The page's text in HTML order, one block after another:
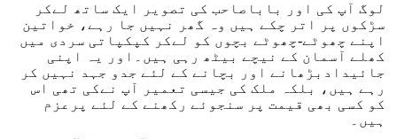
لوگ آپ کی اور باباصاحب کی تصویر ایک ساتھ لےکر
سڑکوں پر اتر چکے ہیں وہ گھر نہیں جا رہے، خواتین
اپنے چھوٹے-چھوٹے بچوں کو لےکر کپکپاتی سردی میں
کھلے آسمان کے نیچے بیٹھ رہی ہیں۔اور یہ اپنی
جائیدادبڑھانے اور بچانے کے لئے جدو جہد نہیں کر
رہے ہیں، بلکہ ملک کی جیسی تعمیر آپ نےکی تھی اس
کو کسی بھی قیمت پر سنجوئے رکھنے کے لئے پرعزم
ہیں۔